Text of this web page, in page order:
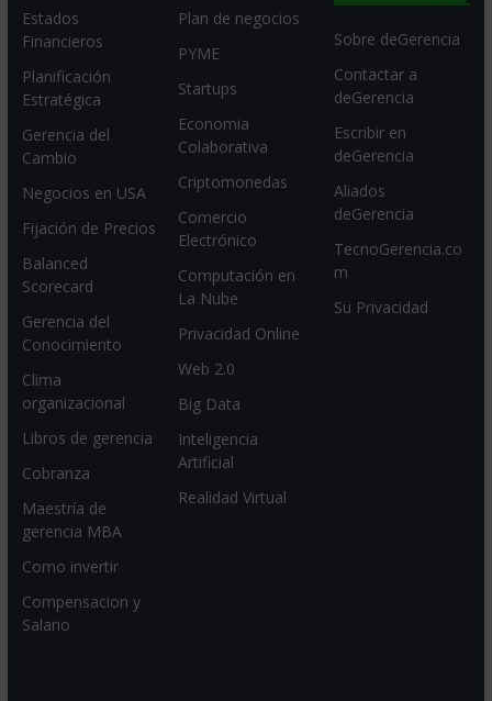
Estados
Financieros
Planificación
Estratégica
Gerencia del
Cambio
Negocios en USA
Fijación de Precios
Balanced
Scorecard
Gerencia del
Conocimiento
Clima
organizacional
Libros de gerencia
Cobranza
Maestría de
gerencia MBA
Como invertir
Compensacion y
Salario
Plan de negocios
PYME
Startups
Economia
Colaborativa
Criptomonedas
Comercio
Electrónico
Computación en
La Nube
Privacidad Online
Web 2.0
Big Data
Inteligencia
Artificial
Realidad Virtual
Sobre deGerencia
Contactar a
deGerencia
Escribir en
deGerencia
Aliados
deGerencia
TecnoGerencia.co
m
Su Privacidad